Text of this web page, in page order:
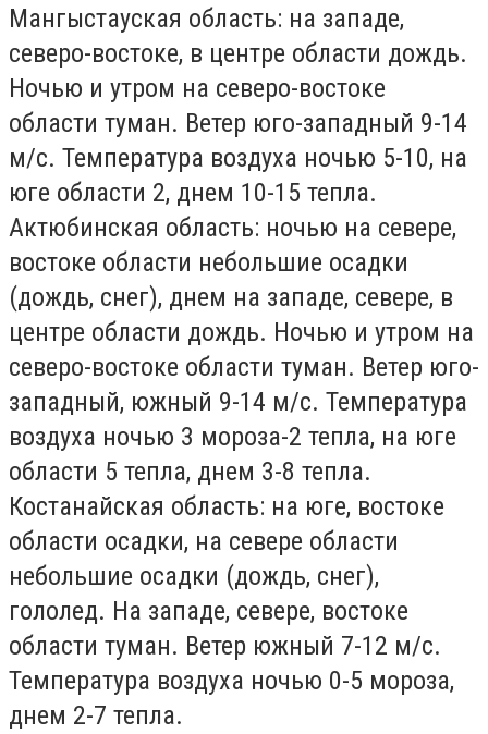
Мангыстауская область: на западе,
северо-востоке, в центре области дождь.
Ночью и утром на северо-востоке
области туман. Ветер юго-западный 9-14
м/с. Температура воздуха ночью 5-10, на
юге области 2, днем 10-15 тепла.
Актюбинская область: ночью на севере,
востоке области небольшие осадки
(дождь, снег), днем на западе, севере, в
центре области дождь. Ночью и утром на
северо-востоке области туман. Ветер юго-
западный, южный 9-14 м/с. Температура
воздуха ночью 3 мороза-2 тепла, на юге
области 5 тепла, днем 3-8 тепла.
Костанайская область: на юге, востоке
области осадки, на севере области
небольшие осадки (дождь, снег),
гололед. На западе, севере, востоке
области туман. Ветер южный 7-12 м/с.
Температура воздуха ночью 0-5 мороза,
днем 2-7 тепла.